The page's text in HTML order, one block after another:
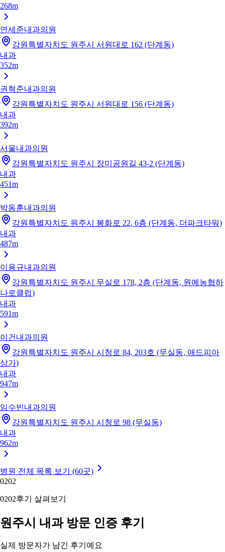
268m
연세준내과의원
강원특별자치도 원주시 서원대로 162 (단계동)
내과
352m
권혁준내과의원
강원특별자치도 원주시 서원대로 156 (단계동)
내과
392m
서울내과의원
강원특별자치도 원주시 장미공원길 43-2 (단계동)
내과
451m
박동훈내과의원
강원특별자치도 원주시 봉화로 22, 6층 (단계동, 더파크타워)
내과
487m
이용규내과의원
강원특별자치도 원주시 무실로 178, 2층 (단계동, 원예농협하
나로클럽)
내과
591m
이건내과의원
강원특별자치도 원주시 시청로 84, 203호 (무실동, 애드피아
상가)
내과
947m
임수빈내과의원
강원특별자치도 원주시 시청로 98 (무실동)
내과
962m
병원 전체 목록 보기 (60곳)
0202
0202후기 살펴보기
원주시 내과 방문 인증 후기
실제 방문자가 남긴 후기예요